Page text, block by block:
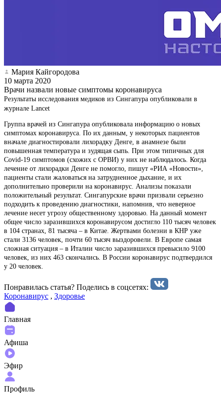
Мария Кайгородова
10 марта 2020
Врачи назвали новые симптомы коронавируса
Результаты исследования медиков из Сингапура опубликовали в
журнале Lancet
Группа врачей из Сингапура опубликовала информацию о новых
симптомах коронавируса. По их данным, у некоторых пациентов
вначале диагностировали лихорадку Денге, в анамнезе были
повышенная температура и зудящая сыпь. При этом типичных для
Covid-19 симптомов (схожих с ОРВИ) у них не наблюдалось. Когда
лечение от лихорадки Денге не помогло, пишут «РИА «Новости»,
пациенты стали жаловаться на затрудненное дыхание, и их
дополнительно проверили на коронавирус. Анализы показали
положительный результат. Сингапурские врачи призвали серьезно
подходить к проведению диагностики, напомнив, что неверное
лечение несет угрозу общественному здоровью. На данный момент
общее число заразившихся коронавирусом достигло 110 тысяч человек
в 104 странах, 81 тысяча – в Китае. Жертвами болезни в КНР уже
стали 3136 человек, почти 60 тысяч выздоровели. В Европе самая
сложная ситуация – в Италии число заразившихся превысило 9100
человек, из них 463 скончались. В России коронавирус подтвердился
у 20 человек.
Понравилась статья? Поделиcь в соцсетях:
Коронавирус , Здоровье
Главная
Афиша
Эфир
Профиль